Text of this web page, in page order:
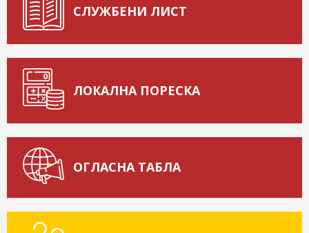
СЛУЖБЕНИ ЛИСТ
ЛОКАЛНА ПОРЕСКА
ОГЛАСНА ТАБЛА